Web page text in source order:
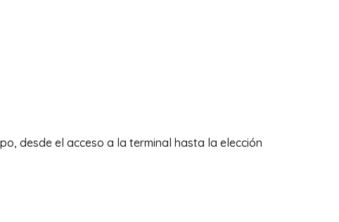
desde el acceso a la terminal hasta la elección